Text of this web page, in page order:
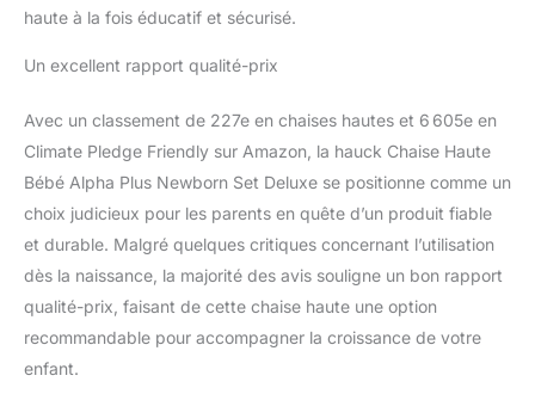
haute à la fois éducatif et sécurisé.
Un excellent rapport qualité-prix
Avec un classement de 227e en chaises hautes et 6 605e en
Climate Pledge Friendly sur Amazon, la hauck Chaise Haute
Bébé Alpha Plus Newborn Set Deluxe se positionne comme un
choix judicieux pour les parents en quête d’un produit fiable
et durable. Malgré quelques critiques concernant l’utilisation
dès la naissance, la majorité des avis souligne un bon rapport
qualité-prix, faisant de cette chaise haute une option
recommandable pour accompagner la croissance de votre
enfant.